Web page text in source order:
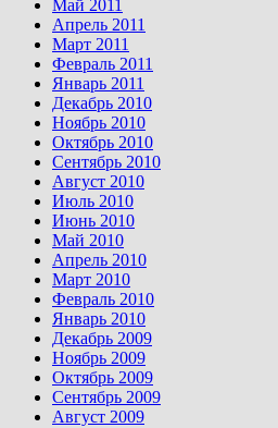
Май 2011
Апрель 2011
Март 2011
Февраль 2011
Январь 2011
Декабрь 2010
Ноябрь 2010
Октябрь 2010
Сентябрь 2010
Август 2010
Июль 2010
Июнь 2010
Май 2010
Апрель 2010
Март 2010
Февраль 2010
Январь 2010
Декабрь 2009
Ноябрь 2009
Октябрь 2009
Сентябрь 2009
Август 2009